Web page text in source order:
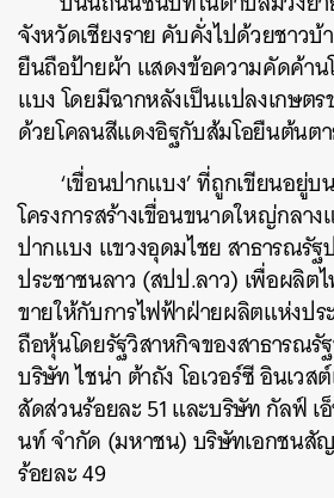
จังหวัดเชียงราย คับคั่งไปด้วยชาว
ยืนถือป้ายผ้า แสดงข้อความคัดค้าน
แบง โดยมีฉากหลังเป็นแปลงเกษต
ด้วยโคลนสีแดงอิฐกับส้มโอยืนต้นต
‘เขื่อนปากแบง’ที่ถูกเขียนอยู่บ
โครงการสร้างเขื่อนขนาดใหญ่กลาง
ปากแบง แขวงอุดมไชย สาธารณรัฐ
ประชาชนลาว (สปป.ลาว) เพื่อผลิต
ขายให้กับการไฟฟ้าฝ่ายผลิตแห่งป
ถือหุ้นโดยรัฐวิสาหกิจของสาธารณรั
บริษัท ไชน่า ต้าถัง โอเวอร์ซี อินเวส
สัดส่วนร้อยละ 51 และบริษัท กัลฟ์ เ
นท์ จำกัด (มหาชน) บริษัทเอกชนสั
ร้อยละ 49